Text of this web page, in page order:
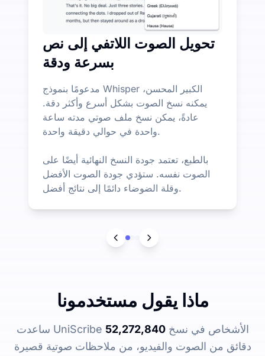
تحويل الصوت اللاتفي إلى نص
بسرعة ودقة
مدعومًا بنموذج Whisper الكبير المحسن،
يمكنه نسخ الصوت بشكل أسرع وأكثر دقة.
عادةً، يمكن نسخ ملف صوتي مدته ساعة
واحدة في حوالي دقيقة واحدة.
بالطبع، تعتمد جودة النسخ النهائية أيضًا على
الصوت نفسه. ستؤدي جودة الصوت الأفضل
وقلة الضوضاء دائمًا إلى نتائج أفضل.
ماذا يقول مستخدمونا
ساعدت UniScribe الأشخاص في نسخ52,272,840
دقائق من الصوت والفيديو، من ملاحظات صوتية قصيرة